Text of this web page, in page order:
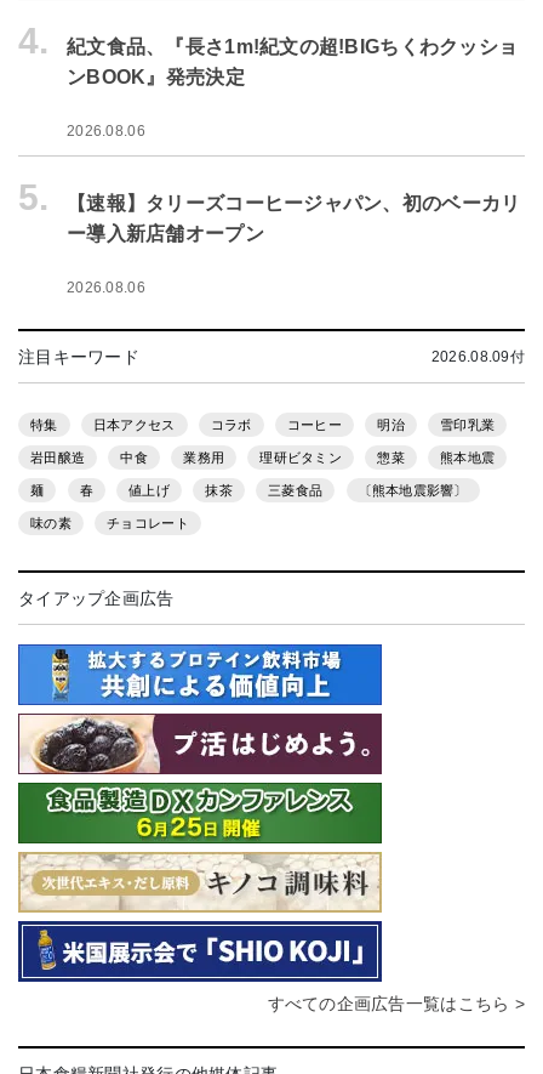
4.
紀文食品、『長さ1m!紀文の超!BIGちくわクッショ
ンBOOK』発売決定
2026.08.06
5.
【速報】タリーズコーヒージャパン、初のベーカリ
ー導入新店舗オープン
2026.08.06
注目キーワード 2026.08.09付
特集 日本アクセス コラボ コーヒー 明治 雪印乳業
岩田醸造 中食 業務用 理研ビタミン 惣菜 熊本地震
麺 春 値上げ 抹茶 三菱食品 〔熊本地震影響〕
味の素 チョコレート
タイアップ企画広告
すべての企画広告一覧はこちら >